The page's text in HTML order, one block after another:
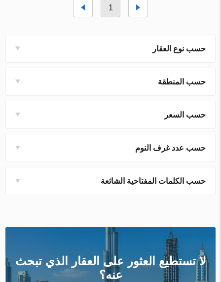
1
حسب نوع العقار
حسب المنطقة
حسب السعر
حسب عدد غرف النوم
حسب الكلمات المفتاحية الشائعة
لا تستطيع العثور على العقار الذي تبحث
عنه؟